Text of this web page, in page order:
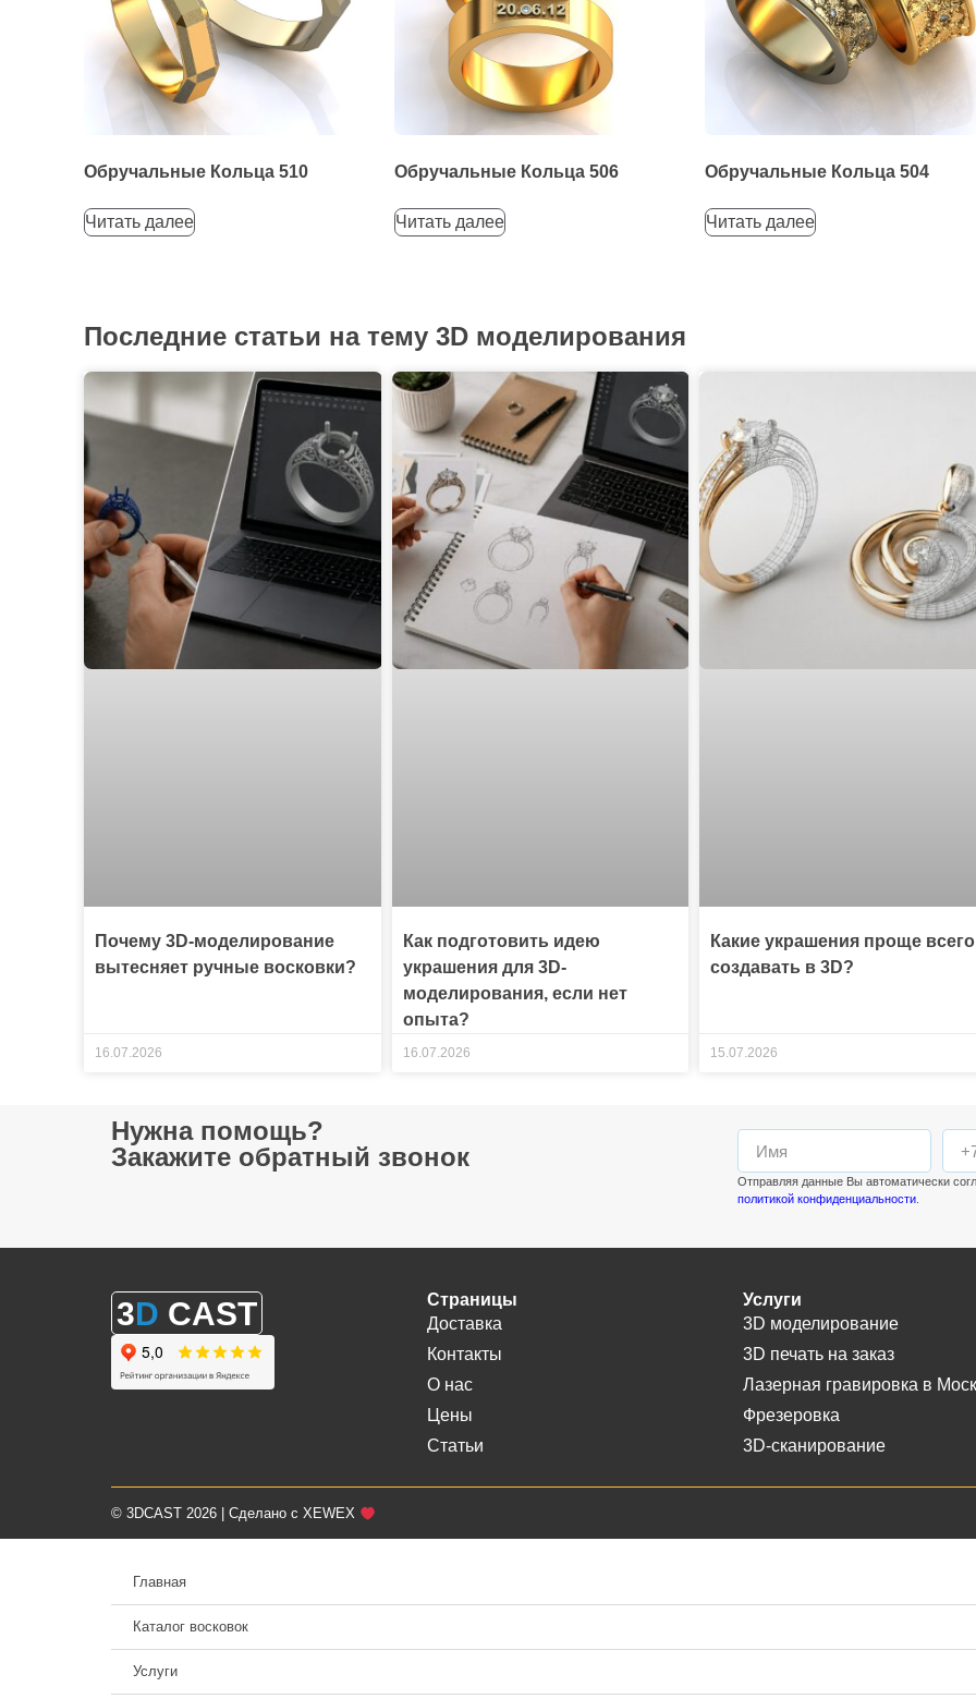
Обручальные Кольца 510
Читать далее
Обручальные Кольца 506
Читать далее
Обручальные Кольца 504
Читать далее
Последние статьи на тему 3D моделирования
Почему 3D-моделирование
вытесняет ручные восковки?
16.07.2026
Как подготовить идею
украшения для 3D-
моделирования, если нет
опыта?
16.07.2026
Какие украшения проще всего
создавать в 3D?
15.07.2026
Нужна помощь?
Закажите обратный звонок
Отправляя данные Вы автоматически
политикой конфиденциальности.
3D CAST
Страницы
Доставка
Контакты
О нас
Цены
Статьи
Услуги
3D моделирование
3D печать на заказ
Лазерная гравировка в
Фрезеровка
3D-сканирование
© 3DCAST 2026 | Сделано с XEWEX
Главная
Каталог восковок
Услуги